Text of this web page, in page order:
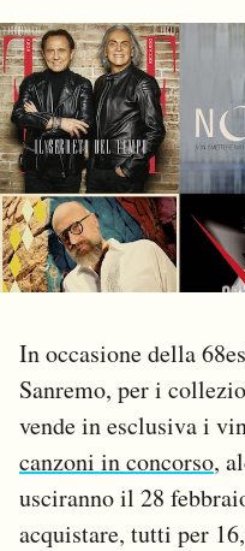
Sport
PODCAST
NEWSLETTER
I MIEI PREFERITI
SHOP
AREA PERSONALE
In occasione della
Sanremo, per i
vende in esclusiva i
canzoni in concorso,
usciranno il 28
acquistare, tutti per